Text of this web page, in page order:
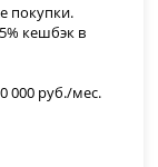
покупки.
кешбэк в
000 руб./мес.